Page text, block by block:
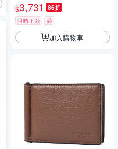
$3,731 86折
限時下殺 券
加入購物車